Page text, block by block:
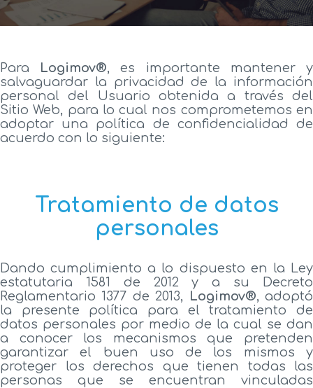
Para Logimov®, es importante mantener y
salvaguardar la privacidad de la información
personal del Usuario obtenida a través del
Sitio Web, para lo cual nos comprometemos en
adoptar una política de confidencialidad de
acuerdo con lo siguiente:
Tratamiento de datos
personales
Dando cumplimiento a lo dispuesto en la Ley
estatutaria 1581 de 2012 y a su Decreto
Reglamentario 1377 de 2013, Logimov®, adoptó
la presente política para el tratamiento de
datos personales por medio de la cual se dan
a conocer los mecanismos que pretenden
garantizar el buen uso de los mismos y
proteger los derechos que tienen todas las
personas que se encuentran vinculadas